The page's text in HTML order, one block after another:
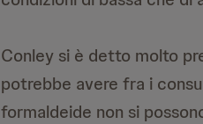
Conley si è detto molto
potrebbe avere fra i
formaldeide non si